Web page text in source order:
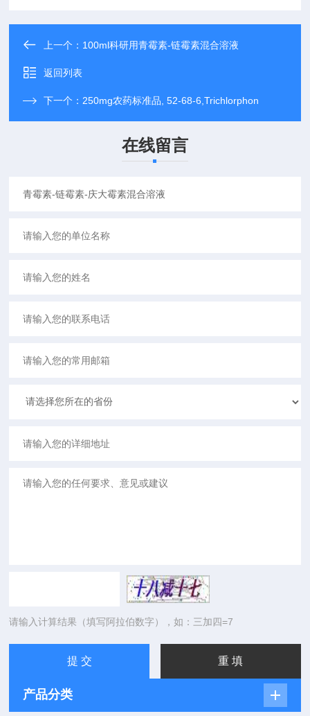
上一个： 100ml科研用青霉素-链霉素混合溶液
返回列表
下一个： 250mg农药标准品, 52-68-6,Trichlorphon
在线留言
请输入计算结果（填写阿拉伯数字），如：三加四=7
产品分类